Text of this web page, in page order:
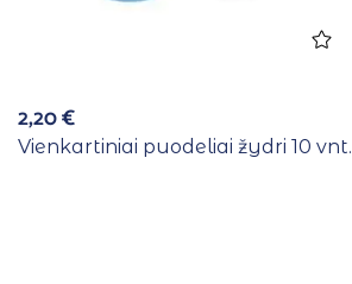
2,20€
Vienkartiniai puodeliai žydri 10 vnt.